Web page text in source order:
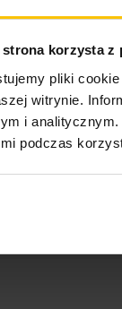
strona korzysta z
pliki
witrynie.
i
podczas